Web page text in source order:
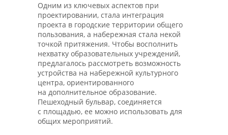
Одним из ключевых аспектов при
проектировании, стала интеграция
проекта в городские территории общего
пользования, а набережная стала некой
точкой притяжения. Чтобы восполнить
нехватку образовательных учреждений,
предлагалось рассмотреть возможность
устройства на набережной культурного
центра, ориентированного
на дополнительное образование.
Пешеходный бульвар, соединяется
с площадью, ее можно использовать для
общих мероприятий.